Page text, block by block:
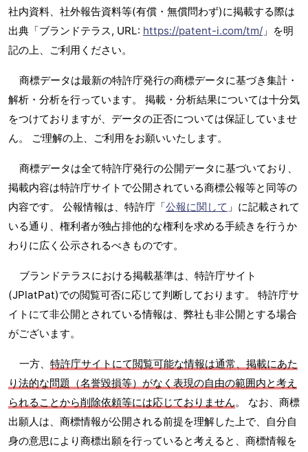
社内資料、社外報告資料等(有償・無償問わず)に掲載する際は
出典「ブランドテラス, URL: https://patent-i.com/tm/ 」を明
記の上、ご利用ください。
商標データは最新の特許庁発行の商標データに基づき集計・
解析・分析を行っています。 掲載・分析結果については十分気
をつけておりますが、データの正否については保証していませ
ん。 ご理解の上、ご利用をお願いいたします。
商標データは全て特許庁発行の公開データに基づいており、
掲載内容は特許庁サイトで公開されている商標公報等と同等の
内容です。 公報情報は、特許庁「公報に関して 」に記載されて
いる通り、権利者が独占排他的な権利を求める手続きを行うか
わりに広く公示されるべきものです。
ブランドテラスにおける掲載基準は、特許庁サイト
(JPlatPat)での閲覧可否に応じて判断しております。 特許庁サ
イトにて非公開とされている情報は、弊社も非公開とする場合
がございます。
一方、 特許庁サイトにて閲覧可能な情報は通常、掲載にあた
り法的な問題（名誉毀損等）がなく表現の自由の範囲内と考え
られることから削除依頼等には応じておりません。 なお、商標
出願人は、商標情報が公開される前提を理解した上で、自分自
身の意思により商標出願を行っていると考えると、商標情報を